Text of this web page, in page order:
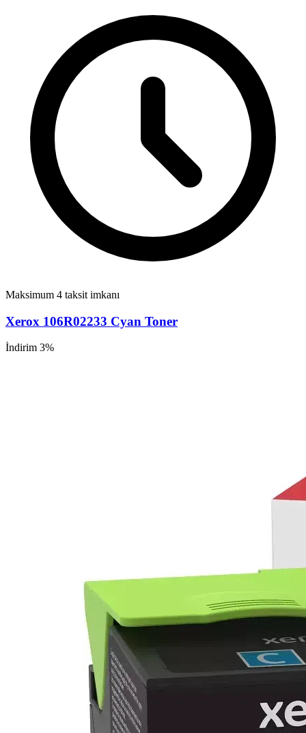
Maksimum 4 taksit imkanı
Xerox 106R02233 Cyan Toner
İndirim 3%